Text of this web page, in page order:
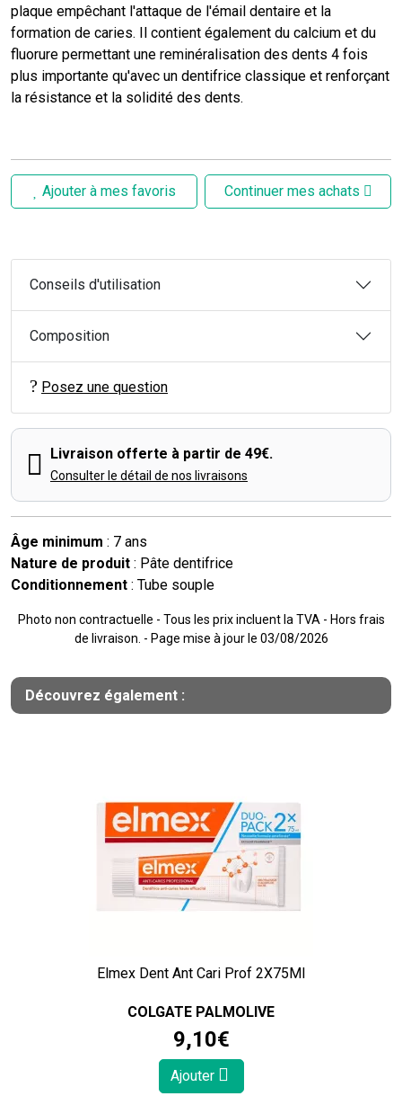
plaque empêchant l'attaque de l'émail dentaire et la
formation de caries. Il contient également du calcium et du
fluorure permettant une reminéralisation des dents 4 fois
plus importante qu'avec un dentifrice classique et renforçant
la résistance et la solidité des dents.
Ajouter à mes favoris Continuer mes achats
Conseils d'utilisation
Composition
Posez une question
Livraison offerte à partir de 49€.
Consulter le détail de nos livraisons
Âge minimum : 7 ans
Nature de produit : Pâte dentifrice
Conditionnement : Tube souple
Photo non contractuelle - Tous les prix incluent la TVA - Hors frais
de livraison. - Page mise à jour le 03/08/2026
Découvrez également :
Elmex Dent Ant Cari Prof 2X75Ml
COLGATE PALMOLIVE
9,10€
Ajouter